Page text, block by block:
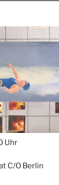
Uhr
C/O Berlin